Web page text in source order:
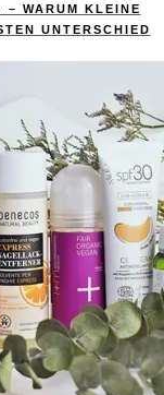
– WARUM KLEINE
UNTERSCHIED M